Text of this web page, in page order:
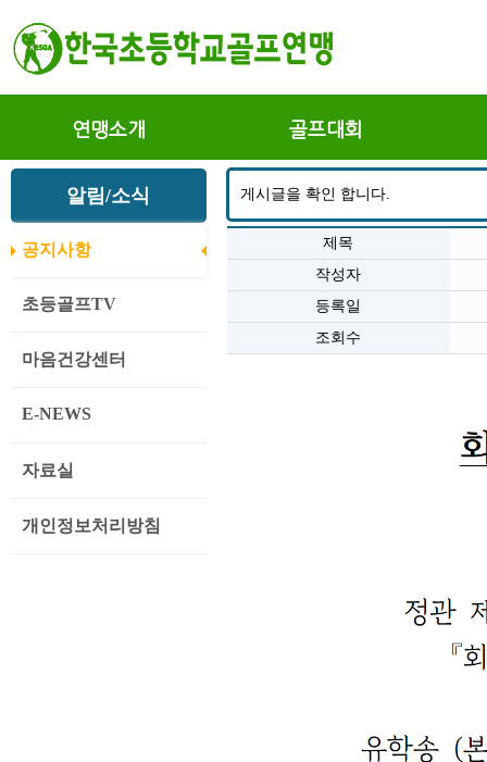
연맹소개 골프대회
알림/소식
공지사항
초등골프TV
마음건강센터
E-NEWS
자료실
개인정보처리방침
게시글을 확인 합니다.
제목
작성자
등록일
조회수